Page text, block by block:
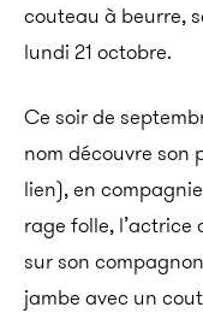
couteau à beurre,
lundi 21 octobre.
Ce soir de
nom découvre son
lien), en
rage folle,
sur son
jambe avec un